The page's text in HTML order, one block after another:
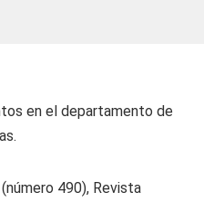
en el departamento de
490), Revista